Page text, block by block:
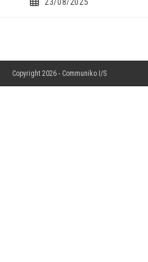
Copyright 2026 - Communiko I/S